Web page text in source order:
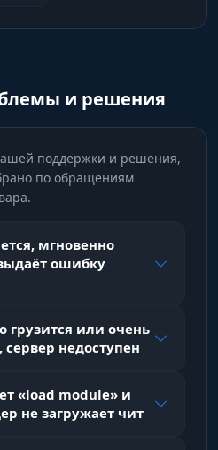
и забирай весь лут.
камеры. Отодвигай
нужно, чтобы
дымку на картах
и замыленных
картинка и максимум
туман, оставляя
— фармишь
и решения
поддержки и решения,
по обращениям
мгновенно
ошибку
грузится или очень
сервер недоступен
«load module» и
не загружает чит